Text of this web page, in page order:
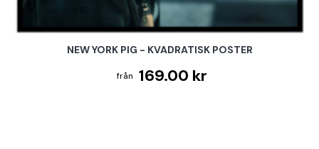
NEW YORK PIG - KVADRATISK POSTER
169.00 kr